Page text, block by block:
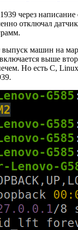
через
отключал
выпуск машин на
выше
Но есть C,